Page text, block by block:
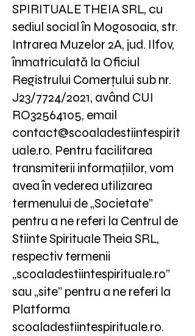
SPIRITUALE THEIA SRL, cu
sediul social în Mogosoaia, str.
Intrarea Muzelor 2A, jud. Ilfov,
înmatriculată la Oficiul
Registrului Comerțului sub nr.
J23/7724/2021, având CUI
RO32564105, email
contact@scoaladestiintespirit
uale.ro. Pentru facilitarea
transmiterii informațiilor, vom
avea în vederea utilizarea
termenului de „Societate”
pentru a ne referi la Centrul de
Stiinte Spirituale Theia SRL,
respectiv termenii
„scoaladestiintespirituale.ro”
sau „site” pentru a ne referi la
Platforma
scoaladestiintespirituale.ro.